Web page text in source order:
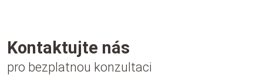
Kontaktujte nás
pro bezplatnou konzultaci